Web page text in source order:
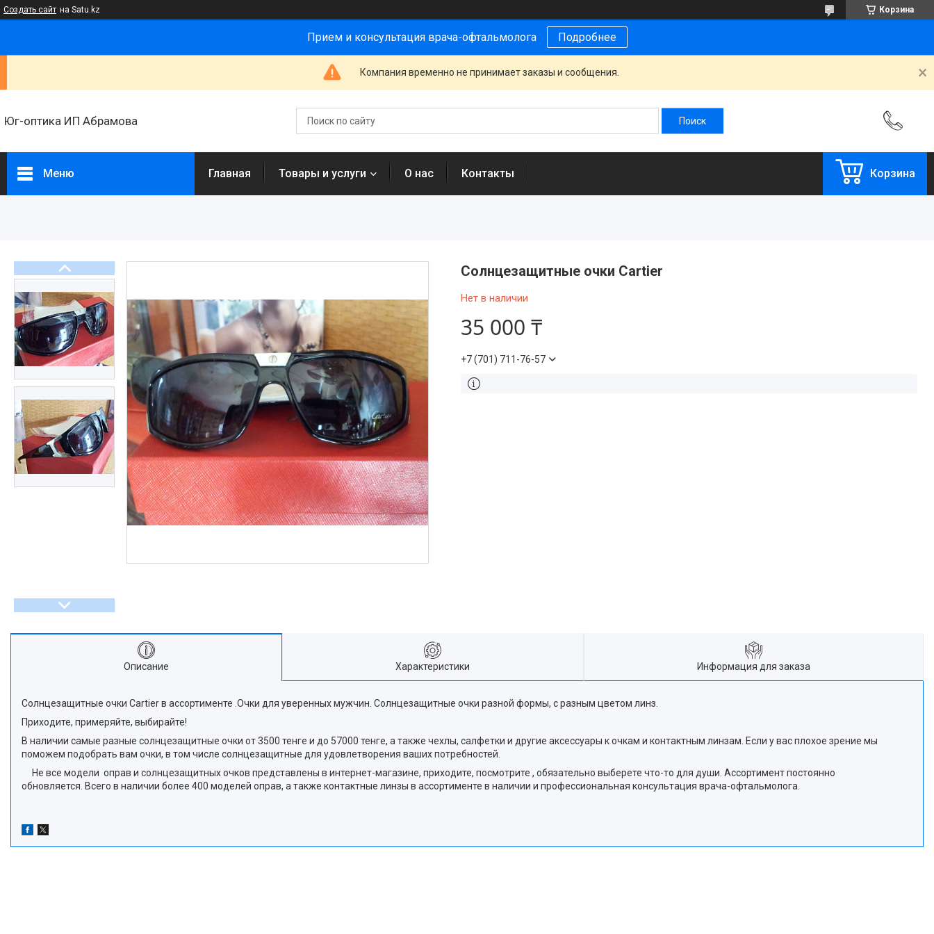
Создать сайт на Satu.kz Корзина
Прием и консультация врача-офтальмолога Подробнее
Компания временно не принимает заказы и сообщения.
Юг-оптика ИП Абрамова
Меню
О нас
Отзывы
Главная Товары и услуги О нас Контакты Корзина
Солнцезащитные очки Cartier
Нет в наличии
35 000 ₸
+7 (701) 711-76-57
Описание Характеристики Информация для заказа
Солнцезащитные очки Cartier в ассортименте .Очки для уверенных мужчин. Солнцезащитные очки разной формы, с разным цветом линз.
Приходите, примеряйте, выбирайте!
В наличии самые разные солнцезащитные очки от 3500 тенге и до 57000 тенге, а также чехлы, салфетки и другие аксессуары к очкам и контактным линзам. Если у вас плохое зрение мы
поможем подобрать вам очки, в том числе солнцезащитные для удовлетворения ваших потребностей.
Не все модели оправ и солнцезащитных очков представлены в интернет-магазине, приходите, посмотрите , обязательно выберете что-то для души. Ассортимент постоянно
обновляется. Всего в наличии более 400 моделей оправ, а также контактные линзы в ассортименте в наличии и профессиональная консультация врача-офтальмолога.